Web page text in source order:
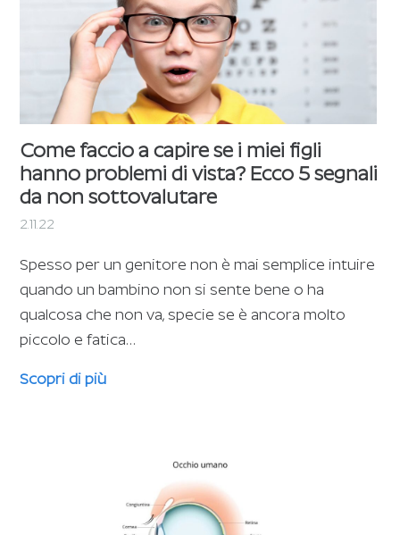
Come faccio a capire se i miei figli
hanno problemi di vista? Ecco 5 segnali
da non sottovalutare
2.11.22
Spesso per un genitore non è mai semplice intuire
quando un bambino non si sente bene o ha
qualcosa che non va, specie se è ancora molto
piccolo e fatica…
Scopri di più